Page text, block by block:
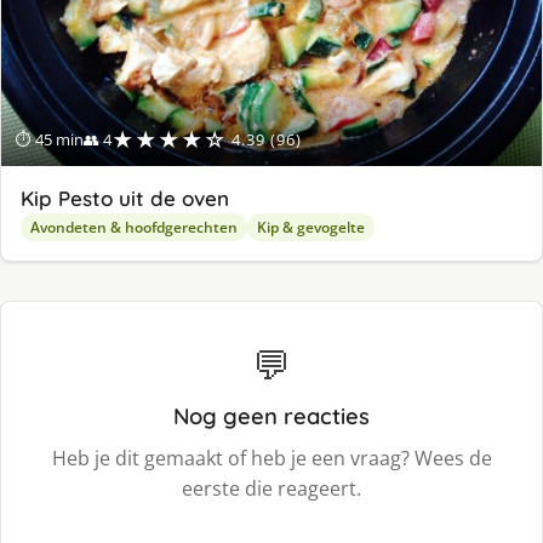
⏱ 45 min👥 4★★★★☆ 4.39 (96)
Kip Pesto uit de oven
Avondeten & hoofdgerechten Kip & gevogelte
💬
Nog geen reacties
Heb je dit gemaakt of heb je een vraag? Wees de
eerste die reageert.